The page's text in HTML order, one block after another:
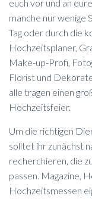
euch vor und an
manche nur wenige
Tag oder durch die
Hochzeitsplaner,
Make-up-Profi,
Florist und
alle tragen einen
Hochzeitsfeier.
Um die richtigen
solltet ihr zunächst
recherchieren, die
passen. Magazine,
Hochzeitsmessen